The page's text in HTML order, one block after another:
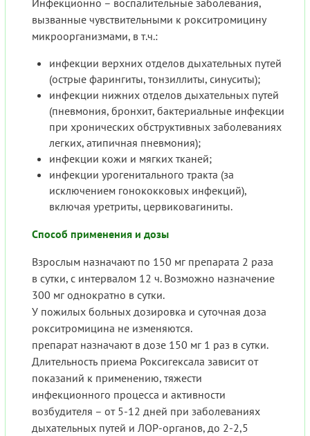
Инфекционно – воспалительные заболевания,
вызванные чувствительными к рокситромицину
микроорганизмами, в т.ч.:
инфекции верхних отделов дыхательных путей
(острые фарингиты, тонзиллиты, синуситы);
инфекции нижних отделов дыхательных путей
(пневмония, бронхит, бактериальные инфекции
при хронических обструктивных заболеваниях
легких, атипичная пневмония);
инфекции кожи и мягких тканей;
инфекции урогенитального тракта (за
исключением гонококковых инфекций),
включая уретриты, цервиковагиниты.
Способ применения и дозы
Взрослым назначают по 150 мг препарата 2 раза
в сутки, с интервалом 12 ч. Возможно назначение
300 мг однократно в сутки.
У пожилых больных дозировка и суточная доза
рокситромицина не изменяются.
препарат назначают в дозе 150 мг 1 раз в сутки.
Длительность приема Роксигексала зависит от
показаний к применению, тяжести
инфекционного процесса и активности
возбудителя – от 5-12 дней при заболеваниях
дыхательных путей и ЛОР-органов, до 2-2,5